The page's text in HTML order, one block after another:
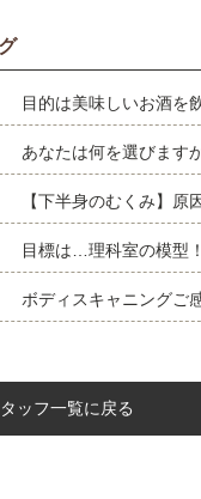
目的は美味しいお酒を
あなたは何を選びます
【下半身のむくみ】原
目標は…理科室の模型！
ボディスキャニングご
ッフ一覧に戻る